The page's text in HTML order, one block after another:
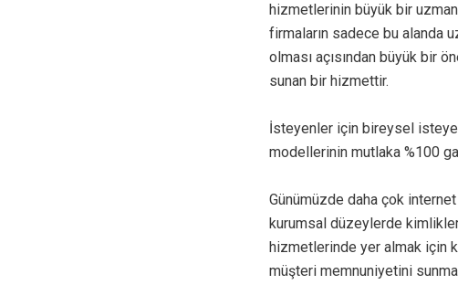
hizmetlerinin büyük bir
firmaların sadece bu alanda
olması açısından büyük bir
sunan bir hizmettir.
İsteyenler için bireysel
modellerinin mutlaka %100
Günümüzde daha çok
kurumsal düzeylerde
hizmetlerinde yer almak için
müşteri memnuniyetini